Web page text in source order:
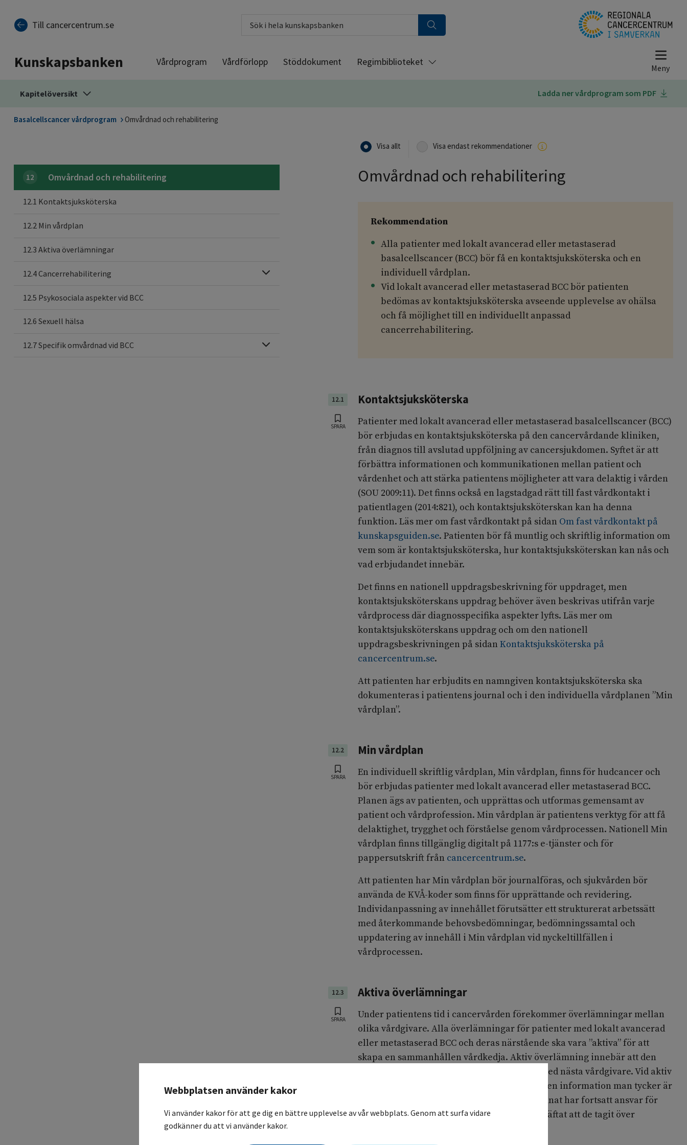
Till cancercentrum.se
Kunskapsbanken Vårdprogram Vårdförlopp Stöddokument Regimbiblioteket
Kapitelöversikt Ladda ner vårdprogram som PDF
Basalcellscancer vårdprogram Omvårdnad och rehabilitering
12 Omvårdnad och rehabilitering
12.1 Kontaktsjuksköterska
12.2 Min vårdplan
12.3 Aktiva överlämningar
12.4 Cancerrehabilitering
12.5 Psykosociala aspekter vid BCC
12.6 Sexuell hälsa
12.7 Specifik omvårdnad vid BCC
Visa allt Visa endast rekommendationer
Omvårdnad och rehabilitering
Rekommendation
Alla patienter med lokalt avancerad eller metastaserad
basalcellscancer (BCC) bör få en kontaktsjuksköterska och en
individuell vårdplan.
Vid lokalt avancerad eller metastaserad BCC bör patienten
bedömas av kontaktsjuksköterska avseende upplevelse av ohälsa
och få möjlighet till en individuellt anpassad
cancerrehabilitering.
12.1 Kontaktsjuksköterska
SPARA
Patienter med lokalt avancerad eller metastaserad basalcellscancer (BCC)
bör erbjudas en kontaktsjuksköterska på den cancervårdande kliniken,
från diagnos till avslutad uppföljning av cancersjukdomen. Syftet är att
förbättra informationen och kommunikationen mellan patient och
vårdenhet och att stärka patientens möjligheter att vara delaktig i vården
(SOU 2009:11). Det finns också en lagstadgad rätt till fast vårdkontakt i
patientlagen (2014:821), och kontaktsjuksköterskan kan ha denna
funktion. Läs mer om fast vårdkontakt på sidan Om fast vårdkontakt på
kunskapsguiden.se. Patienten bör få muntlig och skriftlig information om
vem som är kontaktsjuksköterska, hur kontaktsjuksköterskan kan nås och
vad erbjudandet innebär.
Det finns en nationell uppdragsbeskrivning för uppdraget, men
kontaktsjuksköterskans uppdrag behöver även beskrivas utifrån varje
vårdprocess där diagnosspecifika aspekter lyfts. Läs mer om
kontaktsjuksköterskans uppdrag och om den nationell
uppdragsbeskrivningen på sidanKontaktsjuksköterska på
cancercentrum.se.
Att patienten har erbjudits en namngiven kontaktsjuksköterska ska
dokumenteras i patientens journal och i den individuella vårdplanen ”Min
vårdplan”.
12.2 Min vårdplan
SPARA
En individuell skriftlig vårdplan, Min vårdplan, finns för hudcancer och
bör erbjudas patienter med lokalt avancerad eller metastaserad BCC.
Planen ägs av patienten, och upprättas och utformas gemensamt av
patient och vårdprofession. Min vårdplan är patientens verktyg för att få
delaktighet, trygghet och förståelse genom vårdprocessen. Nationell Min
vårdplan finns tillgänglig digitalt på 1177:s e-tjänster och för
pappersutskrift från cancercentrum.se.
Att patienten har Min vårdplan bör journalföras, och sjukvården bör
använda de KVÅ-koder som finns för upprättande och revidering.
Individanpassning av innehållet förutsätter ett strukturerat arbetssätt
med återkommande behovsbedömningar, bedömningssamtal och
uppdatering av innehåll i Min vårdplan vid nyckeltillfällen i
vårdprocessen.
12.3 Aktiva överlämningar
SPARA
Under patientens tid i cancervården förekommer överlämningar mellan
olika vårdgivare. Alla överlämningar för patienter med lokalt avancerad
eller metastaserad BCC och deras närstående ska vara ”aktiva” för att
skapa en sammanhållen vårdkedja. Aktiv överlämning innebär att den
som har ansvaret för patienten tar kontakt med nästa vårdgivare. Vid aktiv
överlämning ska patienten tillfrågas om vilken information man tycker är
viktig att lämna över. Den som aktivt överlämnat har fortsatt ansvar för
patienten tills den mottagande enheten bekräftat att de tagit över
Webbplatsen använder kakor
Vi använder kakor för att ge dig en bättre upplevelse av vår webbplats. Genom att surfa vidare
godkänner du att vi använder kakor.